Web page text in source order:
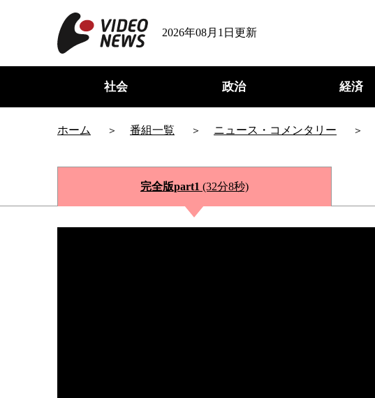
2026年08月1日更新
社会 政治 経済
ホーム 番組一覧 ニュース・コメンタリー
完全版part1 (32分8秒)